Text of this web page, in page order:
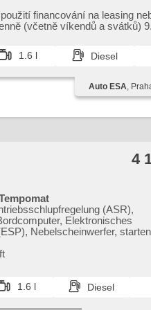
Scheibenwischersensor,
Antriebsschlupfregelung
Wegfahrsperre, 4x Airbag
financování na leasing
(včetně víkendů a svátků)
1.6 l Diesel
Auto ESA,
4
(ASR),
Elektronisches
Nebelscheinwerfer,
1.6 l Diesel